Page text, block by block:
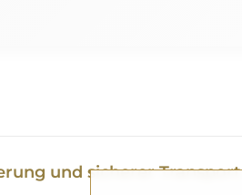
und sicherer Transport